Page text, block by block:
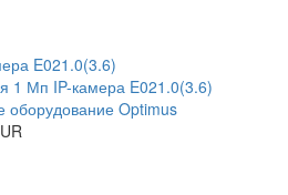
1 Мп IP-камера E021.0(3.6)
оборудование Optimus